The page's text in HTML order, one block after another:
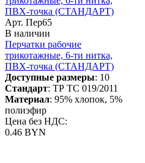
Арт. Пер65
В наличии
Перчатки рабочие
трикотажные, 6-ти нитка,
ПВХ-точка (СТАНДАРТ)
Доступные размеры: 10
Стандарт: ТР ТС 019/2011
Материал: 95% хлопок, 5%
полиэфир
Цена без НДС:
0.46 BYN